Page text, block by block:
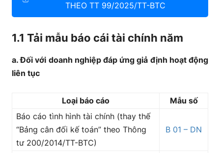
3.3 Báo cáo tài chính cho doanh nghiệp siêu nhỏ
THEO TT 99/2025/TT-BTC
1.1 Tải mẫu báo cái tài chính năm
a. Đối với doanh nghiệp đáp ứng giả định hoạt động
liên tục
Loại báo cáo
Mẫu số
Báo cáo tình hình tài chính (thay thế
“Bảng cân đối kế toán” theo Thông
tư 200/2014/TT-BTC)
B 01 – DN